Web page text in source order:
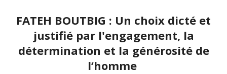
FATEH BOUTBIG : Un choix dicté et
justifié par l'engagement, la
détermination et la générosité de
l’homme